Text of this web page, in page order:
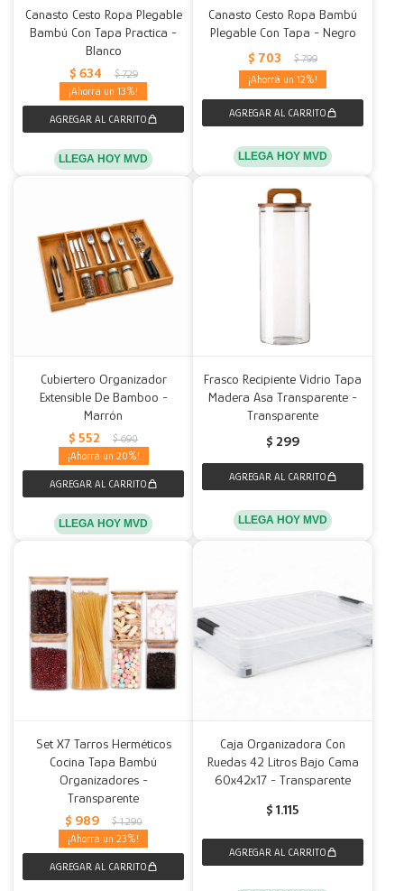
Canasto Cesto Ropa Plegable
Bambú Con Tapa Practica -
Blanco
$ 634 $ 729
13
LLEGA HOY MVD
Canasto Cesto Ropa Bambú
Plegable Con Tapa - Negro
$ 703 $ 799
12
LLEGA HOY MVD
Cubiertero Organizador
Extensible De Bamboo -
Marrón
$ 552 $ 690
20
LLEGA HOY MVD
Frasco Recipiente Vidrio Tapa
Madera Asa Transparente -
Transparente
$ 299
LLEGA HOY MVD
Set X7 Tarros Herméticos
Cocina Tapa Bambú
Organizadores -
Transparente
$ 989 $ 1.290
23
Caja Organizadora Con
Ruedas 42 Litros Bajo Cama
60x42x17 - Transparente
$ 1.115
Mesas
Calefactores
Acolchados y Frazadas
Fundas
Decoración
Accesorios para el hogar
Herramientas
Accesorios
Muebles Infantiles